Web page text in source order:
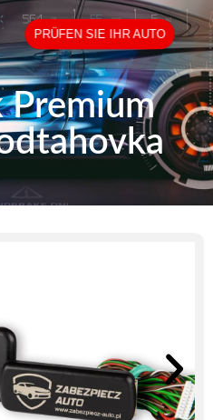
PRÜFEN SIE IHR AUTO
Premium